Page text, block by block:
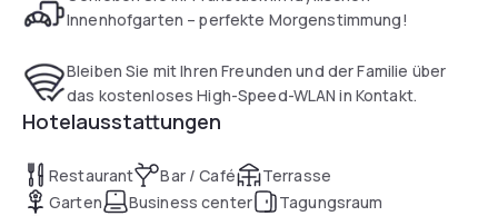
Innenhofgarten – perfekte Morgenstimmung!
Bleiben Sie mit Ihren Freunden und der Familie über
das kostenloses High-Speed-WLAN in Kontakt.
Hotelausstattungen
Restaurant Bar / Café
Terrasse
Garten
Business center
Tagungsraum